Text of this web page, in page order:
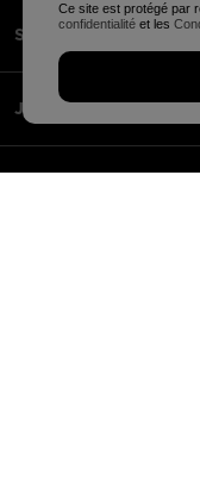
Ce site est protégé par
confidentialité et les
SERVICE CLIENTS
JURIDIQUE